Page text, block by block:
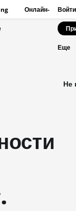
Онлайн- Войти
Еще
Не